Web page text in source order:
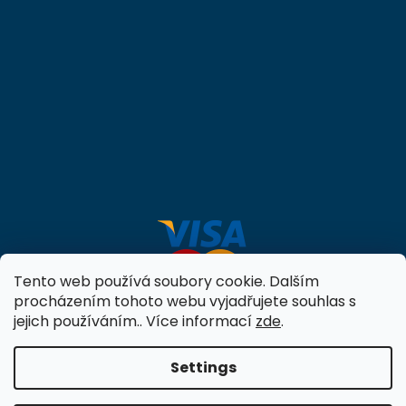
Tento web používá soubory cookie. Dalším
procházením tohoto webu vyjadřujete souhlas s
jejich používáním.. Více informací zde.
Settings
Created by Shoptet